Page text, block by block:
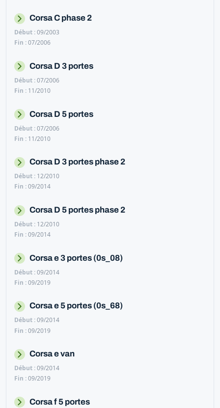
Corsa C phase 2
09/2003
07/2006
Corsa D 3 portes
07/2006
11/2010
Corsa D 5 portes
07/2006
11/2010
Corsa D 3 portes phase 2
12/2010
09/2014
Corsa D 5 portes phase 2
12/2010
09/2014
Corsa e 3 portes (0s_08)
09/2014
09/2019
Corsa e 5 portes (0s_68)
09/2014
09/2019
Corsa e van
09/2014
09/2019
Corsa f 5 portes